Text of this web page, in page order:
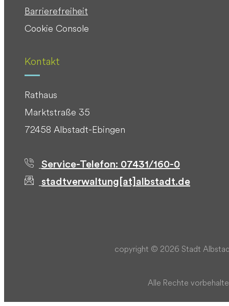
Barrierefreiheit
Cookie Console
Kontakt
Rathaus
Marktstraße 35
72458 Albstadt-Ebingen
Service-Telefon: 07431/160-0
stadtverwaltung[at]albstadt.de
copyright © 2026 Stadt
Alle Rechte